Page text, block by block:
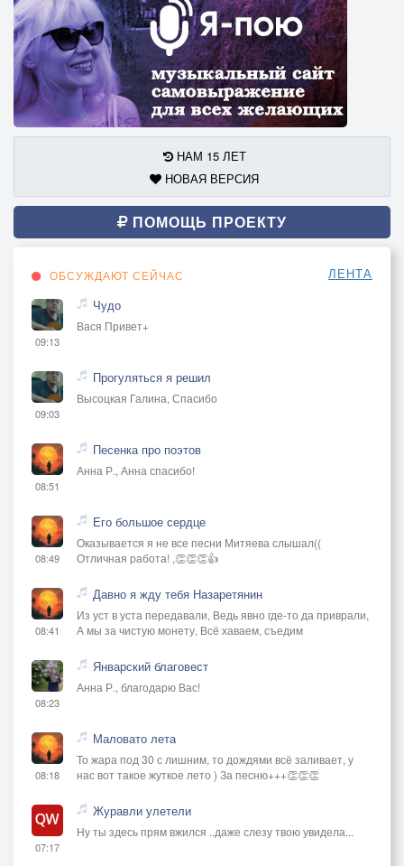
НАМ 15 ЛЕТ
НОВАЯ ВЕРСИЯ
ПОМОЩЬ ПРОЕКТУ
ОБСУЖДАЮТ СЕЙЧАС ЛЕНТА
09:13
Чудо
Вася Привет+
09:03
Прогуляться я решил
Высоцкая Галина, Спасибо
08:51
Песенка про поэтов
Анна Р., Анна спасибо!
08:49
Его большое сердце
Оказывается я не все песни Митяева слышал((
Отличная работа! ,👏👏👏👍
08:41
Давно я жду тебя Назаретянин
Из уст в уста передавали, Ведь явно где-то да приврали,
А мы за чистую монету, Всё хаваем, съедим
08:23
Январский благовест
Анна Р., благодарю Вас!
08:18
Маловато лета
То жара под 30 с лишним, то дождями всё заливает, у
нас вот такое жуткое лето ) За песню+++👏👏👏
07:17
Журавли улетели
Ну ты здесь прям вжился ..даже слезу твою увидела...